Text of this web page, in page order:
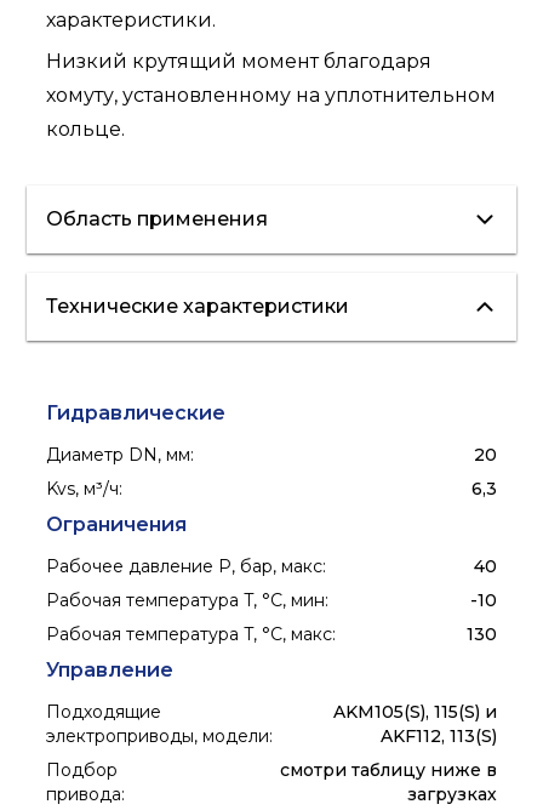
характеристики.
Низкий крутящий момент благодаря
хомуту, установленному на уплотнительном
кольце.
Область применения
отопление холодоснабжение
Технические характеристики
Гидравлические
Диаметр DN, мм:
20
Kvs, м³/ч: 6,3
Ограничения
Рабочее давление P, бар, макс:
40
Рабочая температура T, °C, мин:
-10
Рабочая температура T, °C, макс: 130
Управление
Подходящие
электроприводы, модели:
AKM105(S), 115(S) и
AKF112, 113(S)
Подбор
привода:
смотри таблицу ниже в
загрузках